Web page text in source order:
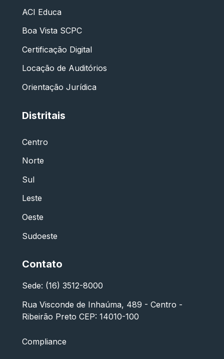
ACI Educa
Boa Vista SCPC
Certificação Digital
Locação de Auditórios
Orientação Jurídica
Distritais
Centro
Norte
Sul
Leste
Oeste
Sudoeste
Contato
Sede: (16) 3512-8000
Rua Visconde de Inhaúma, 489 - Centro -
Ribeirão Preto CEP: 14010-100
Compliance